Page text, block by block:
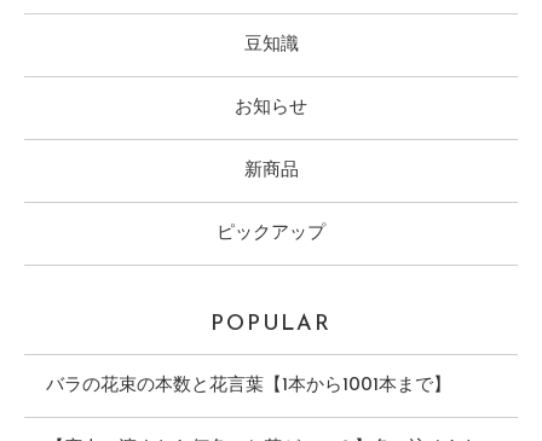
豆知識
お知らせ
新商品
ピックアップ
POPULAR
バラの花束の本数と花言葉【1本から1001本まで】